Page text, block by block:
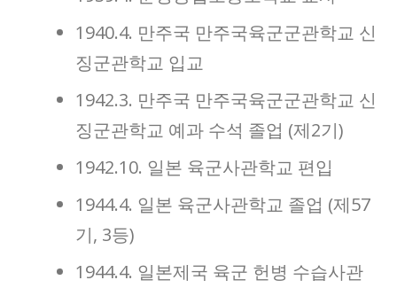
1940.4. 만주국 만주국육군군관학교 신
징군관학교 입교
1942.3. 만주국 만주국육군군관학교 신
징군관학교 예과 수석 졸업 (제2기)
1942.10. 일본 육군사관학교 편입
1944.4. 일본 육군사관학교 졸업 (제57
기, 3등)
1944.4. 일본제국 육군 헌병 수습사관